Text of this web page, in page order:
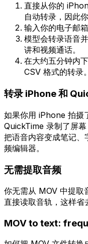
直接从你的
自动转录，因此
输入你的电子邮
模型会转录语音
讲和视频通话。
在大约五分钟内
CSV 格式的转录。
转录 iPhone 和
如果你用 iPhone 拍摄
QuickTime 录制了屏
把语音内容变成笔记、
频编辑器。
无需提取音频
你无需从 MOV 中提取
直接读取音轨，这样省
MOVto text: